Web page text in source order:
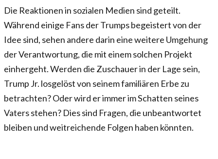
Die Reaktionen in sozialen Medien sind geteilt.
Während einige Fans der Trumps begeistert von der
Idee sind, sehen andere darin eine weitere Umgehung
der Verantwortung, die mit einem solchen Projekt
einhergeht. Werden die Zuschauer in der Lage sein,
Trump Jr. losgelöst von seinem familiären Erbe zu
betrachten? Oder wird er immer im Schatten seines
Vaters stehen? Dies sind Fragen, die unbeantwortet
bleiben und weitreichende Folgen haben könnten.